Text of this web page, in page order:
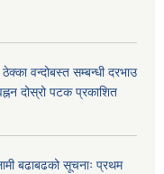
वन्दोबस्त सम्बन्धी दरभाउ
दोस्रो पटक प्रकाशित
बढाबढको सूचनाः प्रथम